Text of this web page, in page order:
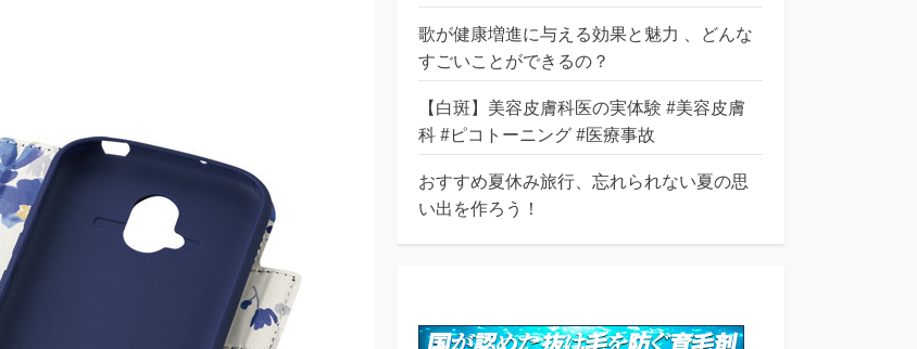
歌が健康増進に与える効果と魅力 、どんな
すごいことができるの？
【白斑】美容皮膚科医の実体験 #美容皮膚
科 #ピコトーニング #医療事故
おすすめ夏休み旅行、忘れられない夏の思
い出を作ろう！